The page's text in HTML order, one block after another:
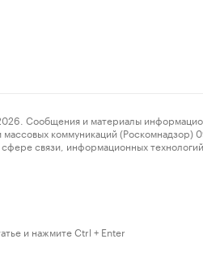
и материалы
коммуникаций
связи, информационных
и нажмите Ctrl + Enter